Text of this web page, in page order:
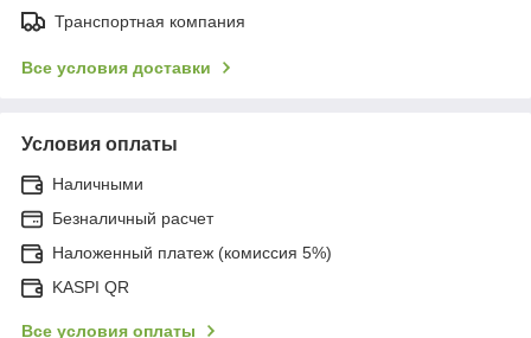
Транспортная компания
Все условия доставки
Условия оплаты
Наличными
Безналичный расчет
Наложенный платеж (комиссия 5%)
KASPI QR
Все условия оплаты